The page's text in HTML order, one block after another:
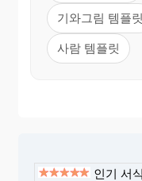
기와그림 템플릿
사람 템플릿
인기 서